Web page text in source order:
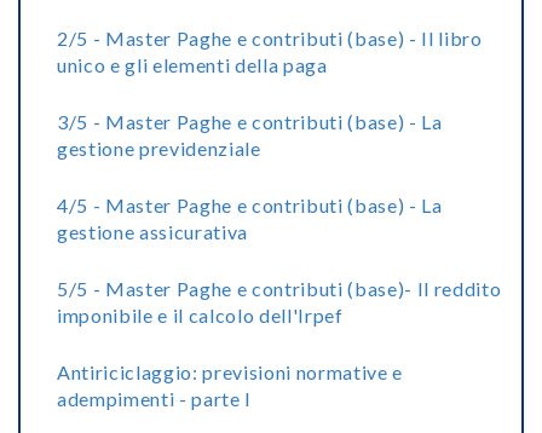
2/5 - Master Paghe e contributi (base) - Il libro
unico e gli elementi della paga
3/5 - Master Paghe e contributi (base) - La
gestione previdenziale
4/5 - Master Paghe e contributi (base) - La
gestione assicurativa
5/5 - Master Paghe e contributi (base)- Il reddito
imponibile e il calcolo dell'Irpef
Antiriciclaggio: previsioni normative e
adempimenti - parte I